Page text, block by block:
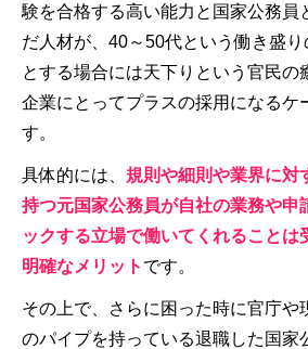
験を合格する高い能力と国家公務員
だ人材が、40～50代という働き盛り
とする場合には天下りという官民の
企業にとってプラスの採用になるケ
す。
具体的には、 規則や細則や業界に対
持つ元国家公務員が自社の業務や申
ックする立場で働いてくれることは
明確なメリット です。
その上で、さらに困った時に官庁や
のパイプを持っている退職した国家